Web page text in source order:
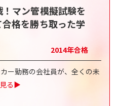
マン管模擬試験を
格を勝ち取った学
2014年合格
ー勤務の会社員が、全くの未
る▶